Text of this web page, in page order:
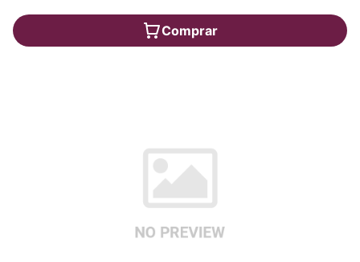
Comprar